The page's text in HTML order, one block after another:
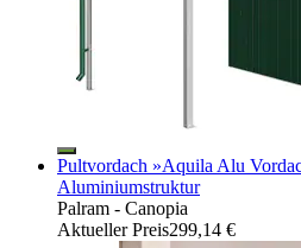
Pultvordach »Aquila Alu
Aluminiumstruktur
Palram - Canopia
Aktueller Preis299,14 €